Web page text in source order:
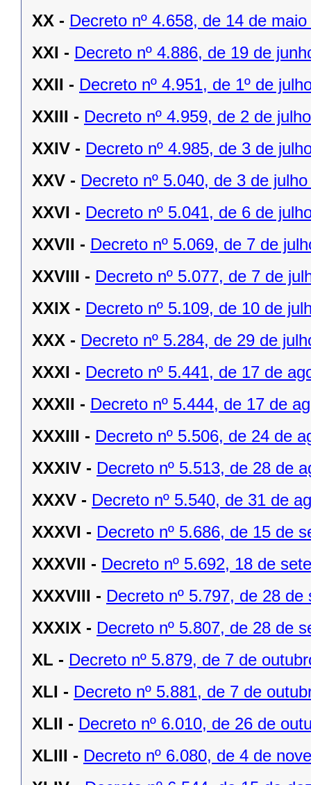
XX - Decreto nº 4.658, de 14 de
XXI - Decreto nº 4.886, de 19 de
XXII - Decreto nº 4.951, de 1º de
XXIII - Decreto nº 4.959, de 2 de
XXIV - Decreto nº 4.985, de 3 de
XXV - Decreto nº 5.040, de 3 de
XXVI - Decreto nº 5.041, de 6 de
XXVII - Decreto nº 5.069, de 7 de
XXVIII - Decreto nº 5.077, de 7 de
XXIX - Decreto nº 5.109, de 10 de
XXX - Decreto nº 5.284, de 29 de
XXXI - Decreto nº 5.441, de 17 de
XXXII - Decreto nº 5.444, de 17 de
XXXIII - Decreto nº 5.506, de 24 de
XXXIV - Decreto nº 5.513, de 28 de
XXXV - Decreto nº 5.540, de 31 de
XXXVI - Decreto nº 5.686, de 15 de
XXXVII - Decreto nº 5.692, 18 de
XXXVIII - Decreto nº 5.797, de 28
XXXIX - Decreto nº 5.807, de 28 de
XL - Decreto nº 5.879, de 7 de
XLI - Decreto nº 5.881, de 7 de
XLII - Decreto nº 6.010, de 26 de
XLIII - Decreto nº 6.080, de 4 de